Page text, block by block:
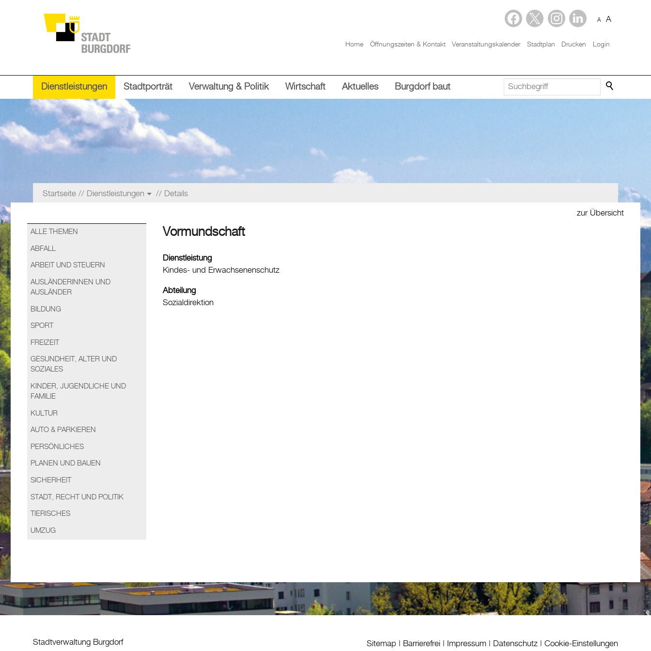
A A
Home Öffnungszeiten & Kontakt Veranstaltungskalender Stadtplan Drucken Login
Dienstleistungen Stadtporträt Verwaltung & Politik Wirtschaft Aktuelles Burgdorf baut
Startseite Dienstleistungen Details
ALLE THEMEN
ABFALL
ARBEIT UND STEUERN
AUSLÄNDERINNEN UND
AUSLÄNDER
BILDUNG
SPORT
FREIZEIT
GESUNDHEIT, ALTER UND
SOZIALES
KINDER, JUGENDLICHE UND
FAMILIE
KULTUR
AUTO & PARKIEREN
PERSÖNLICHES
PLANEN UND BAUEN
SICHERHEIT
STADT, RECHT UND POLITIK
TIERISCHES
UMZUG
zur Übersicht
Vormundschaft
Dienstleistung
Kindes- und Erwachsenenschutz
Abteilung
Sozialdirektion
Stadtverwaltung Burgdorf
Sitemap Barrierefrei Impressum Datenschutz Cookie-Einstellungen